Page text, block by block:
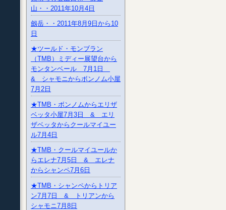
山・・2011年10月4日
劔岳・・2011年8月9日から10
日
★ツールド・モンブラン
（TMB）ミディー展望台から
モンタンベール 7月1日
& シャモニからボンノム小屋
7月2日
★TMB・ボンノムからエリザ
ベッタ小屋7月3日 & エリ
ザベッタからクールマイユー
ル7月4日
★TMB・クールマイユールか
らエレナ7月5日 & エレナ
からシャンペ7月6日
★TMB・シャンペからトリア
ン7月7日 & トリアンから
シャモニ7月8日